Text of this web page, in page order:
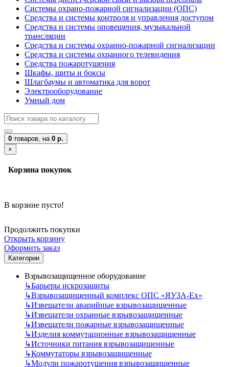
Системы охрано-пожарной сигнализации (ОПС)
Средства и системы контроля и управления доступом
Средства и системы оповещения, музыкальной
трансляции
Средства и системы охранно-пожарной сигнализации
Средства и системы охранного телевидения
Средства пожаротушения
Шкафы, щиты и боксы
Шлагбаумы и автоматика для ворот
Электрооборудование
Умный дом
0 товаров, на 0 р.
×
Корзина покупок
В корзине пусто!
Продолжить покупки
Открыть корзину
Оформить заказ
Категории
Взрывозащищенное оборудование
↳Барьеры искрозащиты
↳Взрывозащищенный комплекс ОПС «ЯУЗА-Ех»
↳Извещатели аварийные взрывозащищенные
↳Извещатели охранные взрывозащищенные
↳Извещатели пожарные взрывозащищенные
↳Изделия коммутационные взрывозащищенные
↳Источники питания взрывозащищенные
↳Коммутаторы взрывозащищенные
↳Модули пожаротушения взрывозащищенные